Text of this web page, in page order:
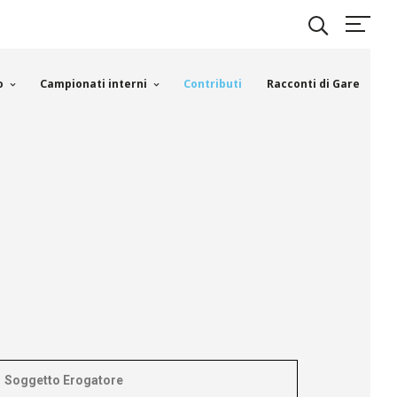
Campionati interni Contributi Racconti di Gare
Soggetto Erogatore